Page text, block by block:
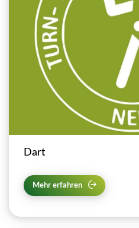
Dart
Mehr erfahren